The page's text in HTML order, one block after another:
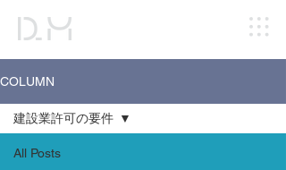
COLUMN
All Posts
建設業許可の要件